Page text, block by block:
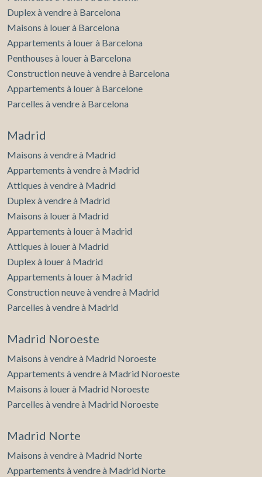
Duplex à vendre à Barcelona
Maisons à louer à Barcelona
Appartements à louer à Barcelona
Penthouses à louer à Barcelona
Construction neuve à vendre à Barcelona
Appartements à louer à Barcelone
Parcelles à vendre à Barcelona
Madrid
Maisons à vendre à Madrid
Appartements à vendre à Madrid
Attiques à vendre à Madrid
Duplex à vendre à Madrid
Maisons à louer à Madrid
Appartements à louer à Madrid
Attiques à louer à Madrid
Duplex à louer à Madrid
Appartements à louer à Madrid
Construction neuve à vendre à Madrid
Parcelles à vendre à Madrid
Madrid Noroeste
Maisons à vendre à Madrid Noroeste
Appartements à vendre à Madrid Noroeste
Maisons à louer à Madrid Noroeste
Parcelles à vendre à Madrid Noroeste
Madrid Norte
Maisons à vendre à Madrid Norte
Appartements à vendre à Madrid Norte